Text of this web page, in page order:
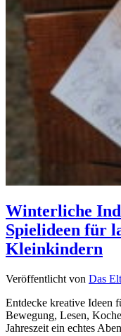
Winterliche
Spielideen für
Kleinkindern
Veröffentlicht von Das
Entdecke kreative Ideen
Bewegung, Lesen,
Jahreszeit ein echtes